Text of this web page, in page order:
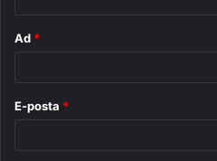
Ad *
E-posta *